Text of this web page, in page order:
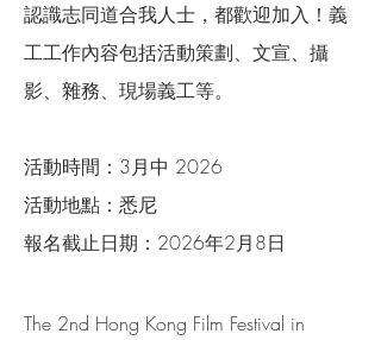
認識志同道合我人士，都歡迎加入！義
工工作內容包括活動策劃、文宣、攝
影、雜務、現場義工等。
活動時間：3月中 2026
活動地點：悉尼
報名截止日期：2026年2月8日
The 2nd Hong Kong Film Festival in